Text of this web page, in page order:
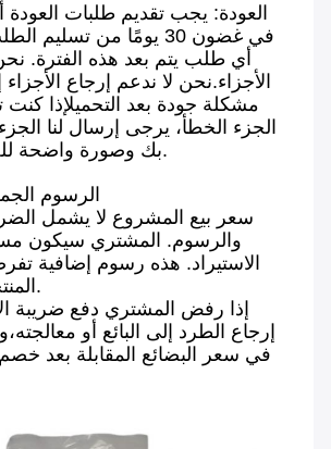
العودة: يجب تقديم طلبات العودة أو
في غضون 30 يومًا من
أي طلب يتم بعد هذه الفترة.
الأجزاء.نحن لا ندعم إرجاع
مشكلة جودة بعد التحميلإذا كنت
الجزء الخطأ، يرجى إرسال لنا
بك وصورة واضحة للجزء الذي تلقيته.
الرسوم
والرسوم. المشتري سيكون
الاستيراد. هذه رسوم إضافية
المنتجات المستوردة.
إرجاع الطرد إلى البائع أو
في سعر البضائع المقابلة بعد